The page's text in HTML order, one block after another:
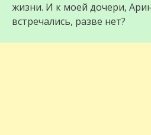
жизни. И к моей дочери,
встречались, разве нет?